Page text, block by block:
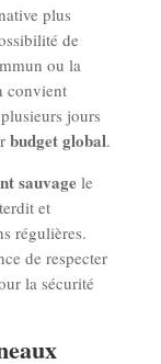
plus
de
ou la
convient
jours
budget global.
sauvage le
et
régulières.
de respecter
la sécurité